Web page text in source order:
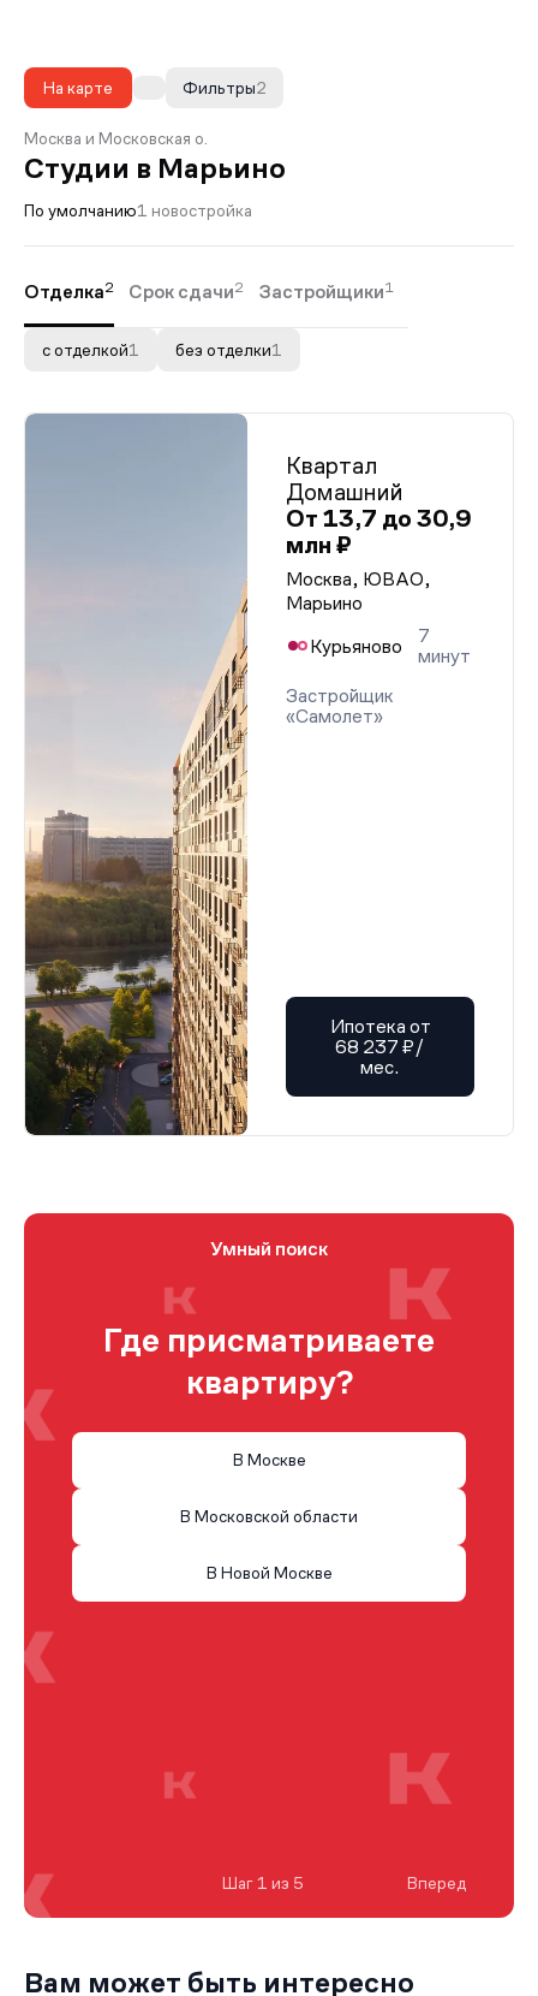
На карте 2
Фильтры
Москва и Московская о.
Студии в Марьино
По умолчанию1 новостройка
Отделка2 Срок сдачи2 Застройщики1
с отделкой1 без отделки1
Квартал
Домашний
От 13,7 до 30,9
млн ₽
Москва, ЮВАО,
Марьино
Курьяново
7
минут
Застройщик
«Самолет»
Ипотека от
68 237 ₽/
мес.
Умный поиск
Где присматриваете
квартиру?
В Москве
В Московской области
В Новой Москве
Шаг 1 из 5 Вперед
Вам может быть интересно